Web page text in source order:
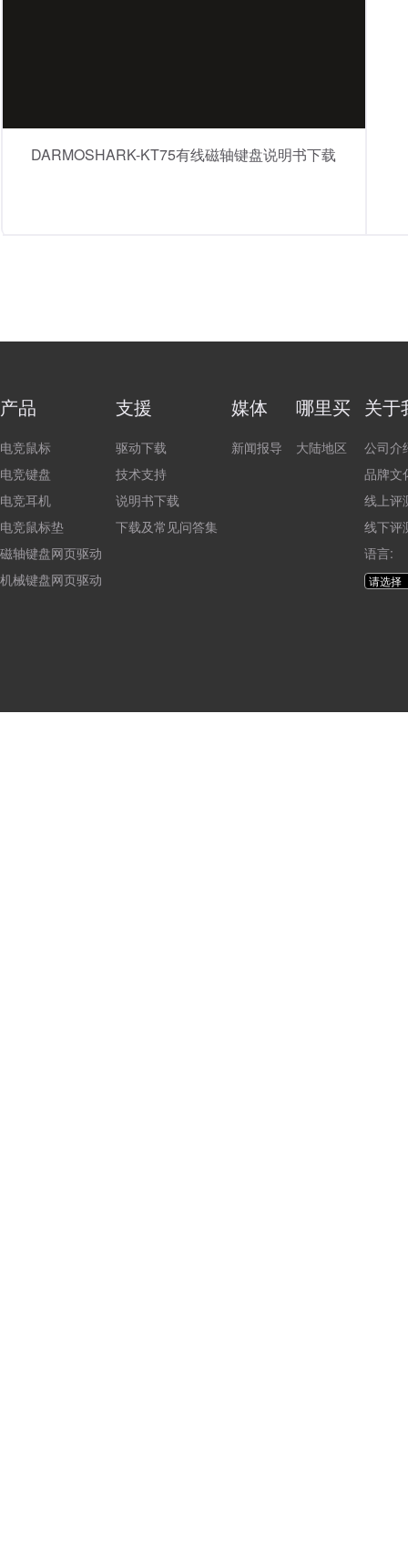
DARMOSHARK-KT75有线磁轴键盘说明书下载
产品
电竞鼠标
电竞键盘
电竞耳机
电竞鼠标垫
磁轴键盘网页驱动
机械键盘网页驱动
支援
驱动下载
技术支持
说明书下载
下载及常见问答集
媒体
新闻报导
哪里买
大陆地区
关于
公司介
品牌文
线上评
线下评
语言: